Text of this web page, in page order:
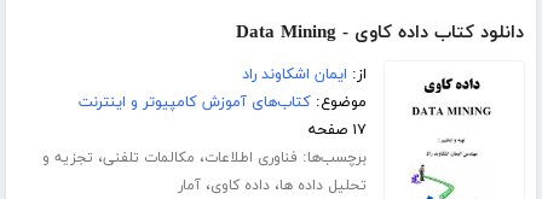
دانلود کتاب داده کاوی - Data Mining
از: ایمان اشکاوند راد
موضوع:کتاب‌های آموزش کامپیوتر و اینترنت
۱۷ صفحه
برچسب‌ها: فناوری اطلاعات، مکالمات تلفنی، تجزیه و
تحلیل داده ها،داده کاوی،آمار